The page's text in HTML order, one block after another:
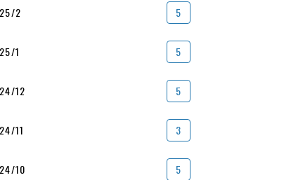
2 5
1 5
12 5
11 3
10 5